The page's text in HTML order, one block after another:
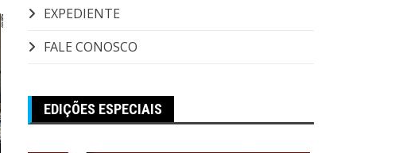
EXPEDIENTE
FALE CONOSCO
EDIÇÕES ESPECIAIS